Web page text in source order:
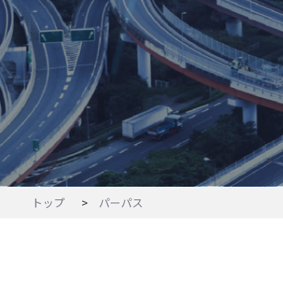
トップ パーパス